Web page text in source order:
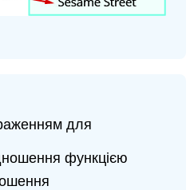
для
функцією